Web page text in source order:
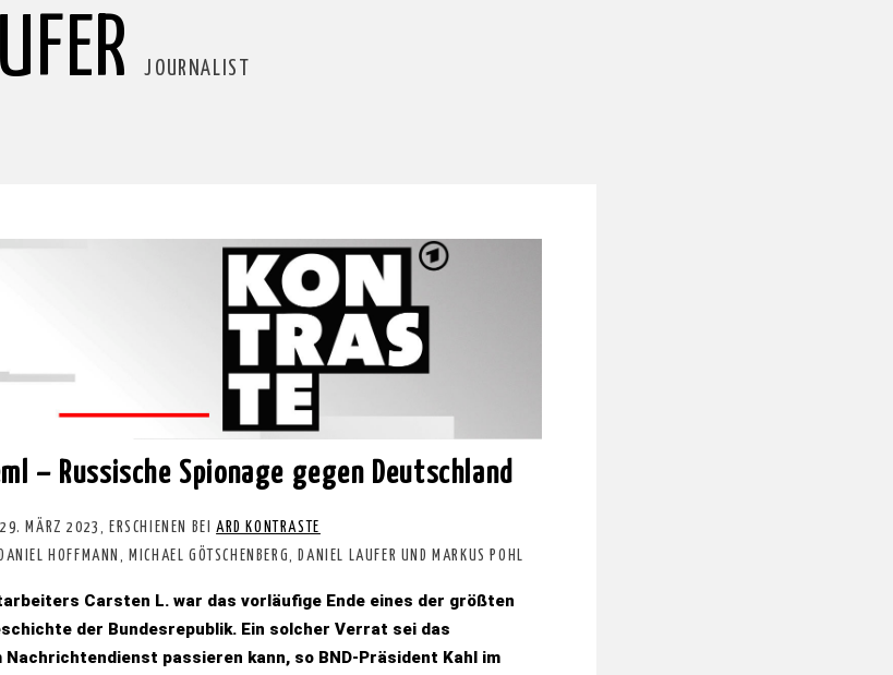
JOURNALIST
– Russische Spionage gegen Deutschland
29. MÄRZ 2023, ERSCHIENEN BEIARD KONTRASTE
HOFFMANN, MICHAEL GÖTSCHENBERG, DANIEL LAUFER UND MARKUS POHL
Carsten L. war das vorläufige Ende eines der größten
der Bundesrepublik. Ein solcher Verrat sei das
Nachrichtendienst passieren kann, so BND-Präsident Kahl im